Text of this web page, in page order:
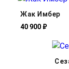
Жак Имбер
40 900 ₽